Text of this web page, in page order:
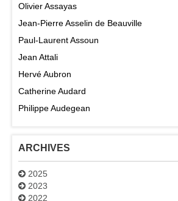
Olivier Assayas
Jean-Pierre Asselin de Beauville
Paul-Laurent Assoun
Jean Attali
Hervé Aubron
Catherine Audard
Philippe Audegean
ARCHIVES
2025
2023
2022